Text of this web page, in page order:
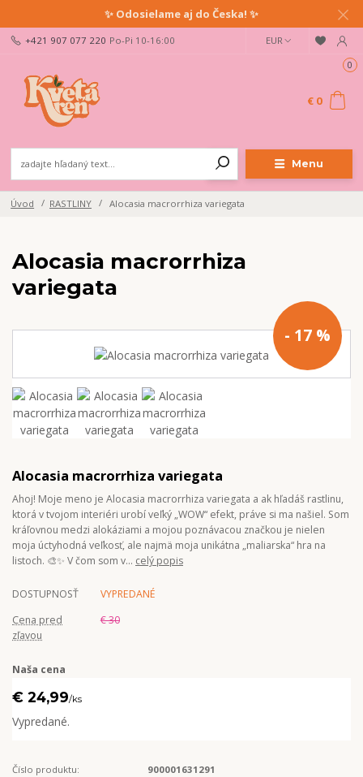
✨ Odosielame aj do Česka! ✨
Menu
EUR
+421 907 077 220 Po-Pi 10-16:00
0
€ 0
Úvod RASTLINY Alocasia macrorrhiza variegata
Alocasia macrorrhiza
variegata
- 17 %
Alocasia macrorrhiza variegata
Ahoj! Moje meno je Alocasia macrorrhiza variegata a ak hľadáš rastlinu,
ktorá v tvojom interiéri urobí veľký „WOW“ efekt, práve si ma našiel. Som
kráľovnou medzi alokáziami a mojou poznávacou značkou je nielen
moja úctyhodná veľkosť, ale najmä moja unikátna „maliarska“ hra na
listoch. 🎨✨ V čom som v... celý popis
DOSTUPNOSŤ
VYPREDANÉ
Cena pred
zľavou
€ 30
Naša cena
€ 24,99/ks
Vypredané.
Číslo produktu:
900001631291